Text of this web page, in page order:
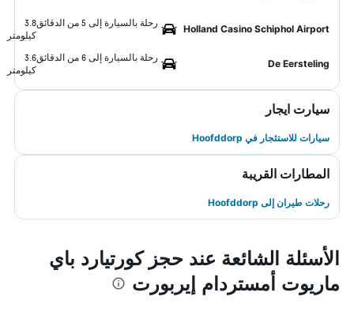
Holland Casino Schiphol Airport
رحلة بالسيارة إلى 5 من الدقائق
3.8
كيلومتر
De Eersteling
رحلة بالسيارة إلى 6 من الدقائق
3.6
كيلومتر
سيارت ايجار
سيارات للاستئجار في Hoofddorp
المطارات القريبة
رحلات طيران إلى Hoofddorp
الأسئلة الشائعة عند حجز كورتيارد باي
ماريوت أمستردام إيربورت